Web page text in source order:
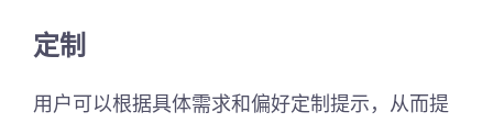
定制
用户可以根据具体需求和偏好定制提示，从而提